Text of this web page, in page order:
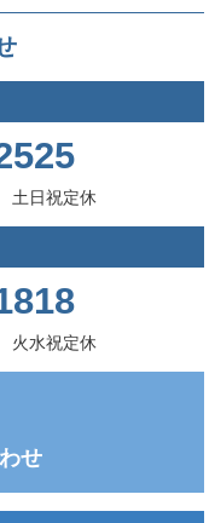
土日祝定休
火水祝定休
せ